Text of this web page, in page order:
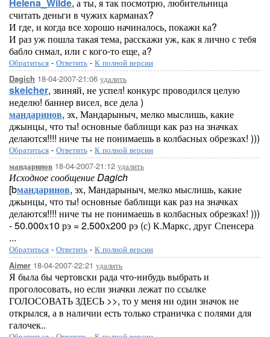
считать деньги в чужих карманах?
И где, и когда все хорошо начиналось, покажи ка?
И раз уж пошла такая тема, расскажи уж, как я лично с тебя
бабло снмал, или с кого-то еще, а?
Обратиться - Ответить - К полной версии
Dagich 18-04-2007-21:06 удалить
skeicher, звиняй, не успел! конкурс проводился целую
неделю! баннер висел, все дела )
мандаринов, эх, Мандарыныч, мелко мыслишь, какие
джынцы, что ты! основные баблищи как раз на значках
делаются!!!! ниче ты не понимаешь в колбасных обрезках! )))
Обратиться - Ответить - К полной версии
мандаринов 18-04-2007-21:12 удалить
Исходное сообщение Dagich
[bмандаринов, эх, Мандарыныч, мелко мыслишь, какие
джынцы, что ты! основные баблищи как раз на значках
делаются!!!! ниче ты не понимаешь в колбасных обрезках! )))
- 50.000х10 рэ = 2.500х200 рэ (с) К.Маркс, друг Спенсера
...
Обратиться - Ответить - К полной версии
Aimer 18-04-2007-22:21 удалить
Я была бы чертовски рада что-нибудь выбрать и
проголосовать, но если значки лежат по ссылке
ГОЛОСОВАТЬ ЗДЕСЬ >>, то у меня ни один значок не
открылся, а в наличии есть только страничка с полями для
галочек..